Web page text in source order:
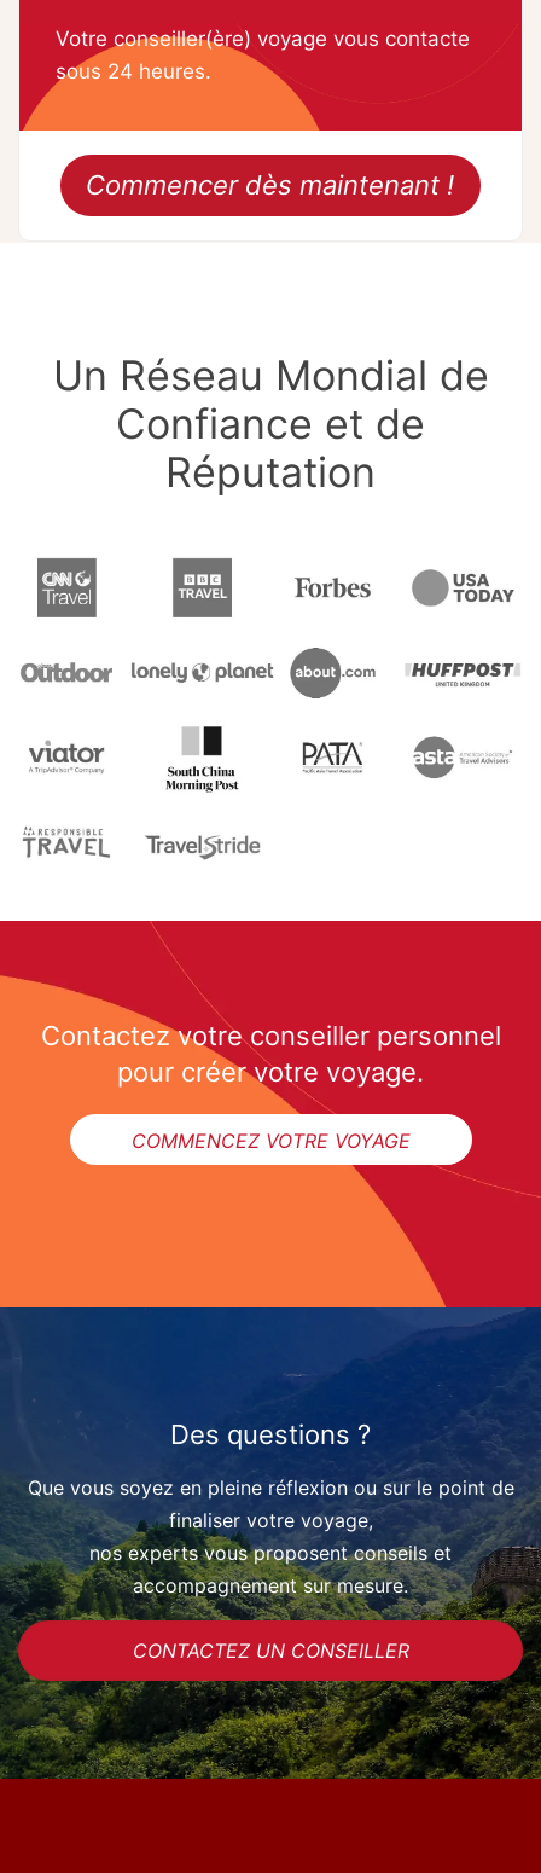
Votre conseiller(ère) voyage vous contacte
sous 24 heures.
Commencer dès maintenant !
Un Réseau Mondial de
Confiance et de
Réputation
Contactez votre conseiller personnel
pour créer votre voyage.
COMMENCEZ VOTRE VOYAGE
Des questions ?
Que vous soyez en pleine réflexion ou sur le point de
finaliser votre voyage,
nos experts vous proposent conseils et
accompagnement sur mesure.
CONTACTEZ UN CONSEILLER